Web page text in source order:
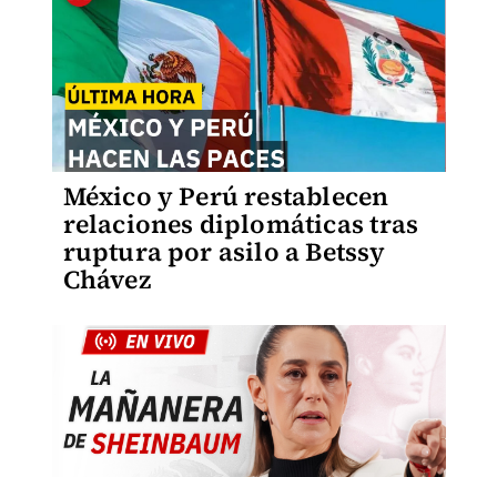
México y Perú restablecen
relaciones diplomáticas tras
ruptura por asilo a Betssy
Chávez